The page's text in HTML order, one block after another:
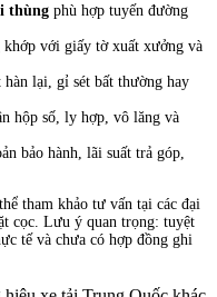
thùng phù hợp tuyến đường
khớp với giấy tờ xuất xưởng và
hàn lại, gỉ sét bất thường hay
hộp số, ly hợp, vô lăng và
bảo hành, lãi suất trả góp,
tham khảo tư vấn tại các đại
cọc. Lưu ý quan trọng: tuyệt
tế và chưa có hợp đồng ghi